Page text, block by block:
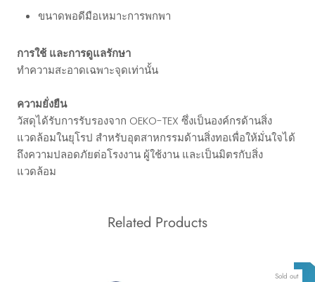
ขนาดพอดีมือเหมาะการพกพา
การใช้ และการดูแลรักษา
ทำความสะอาดเฉพาะจุดเท่านั้น
ความยั่งยืน
วัสดุได้รับการรับรองจาก OEKO-TEX ซึ่งเป็นองค์กรด้านสิ่ง
แวดล้อมในยุโรป สำหรับอุตสาหกรรมด้านสิ่งทอเพื่อให้มั่นใจได้
ถึงความปลอดภัยต่อโรงงาน ผู้ใช้งาน และเป็นมิตรกับสิ่ง
แวดล้อม
Related Products
Sold out